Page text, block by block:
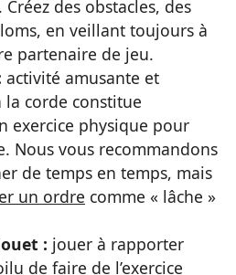
des obstacles, des
en veillant toujours à
partenaire de jeu.
activité amusante et
corde constitue
exercice physique pour
Nous vous recommandons
de temps en temps, mais
un ordre comme « lâche »
: jouer à rapporter
de faire de l’exercice